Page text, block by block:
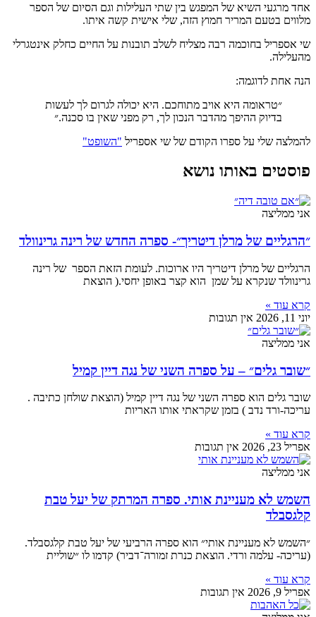
אחד מרגעי השיא של המפגש בין שתי העלילות וגם הסיום של הספר
מלווים בטעם המריר חמוץ הזה, שלי אישית קשה איתו.
שי אספריל בחוכמה רבה מצליח לשלב תובנות על החיים כחלק אינטגרלי
מהעלילה.
הנה אחת לדוגמה:
״טראומה היא אויב מתוחכם. היא יכולה לגרום לך לעשות
בדיוק ההיפך מהדבר הנכון לך, רק מפני שאין בו סכנה.״
להמלצה שלי על ספרו הקודם של שי אספריל "השופט"
פוסטים באותו נושא
אני ממליצה
״הרגליים של מרלן דיטריך״- ספרה החדש של רינה גרינוולד
הרגליים של מרלן דיטריך היו ארוכות. לעומת הזאת הספר של רינה
גרינוולד שנקרא על שמן הוא קצר באופן יחסי.( הוצאת
קרא עוד »
יוני 11, 2026
אין תגובות
אני ממליצה
״שובר גלים״ – על ספרה השני של נגה דיין קמיל
שובר גלים הוא ספרה השני של נגה דיין קמיל (הוצאת שולחן כתיבה .
עריכה-ורד נדב ) בזמן שקראתי אותו האריות
קרא עוד »
אפריל 23, 2026
אין תגובות
אני ממליצה
השמש לא מעניינת אותי. ספרה המרתק של יעל טבת
קלגסבלד
״השמש לא מעניינת אותי״ הוא ספרה הרביעי של יעל טבת קלגסבלד.
(עריכה- עלמה ורדי. הוצאת כנרת זמורה־דביר) קדמו לו ״שוליית
קרא עוד »
אפריל 9, 2026
אין תגובות